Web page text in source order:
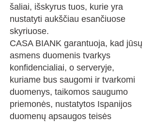
šaliai, išskyrus tuos, kurie yra
nustatyti aukščiau esančiuose
skyriuose.
CASA BIANK garantuoja, kad jūsų
asmens duomenis tvarkys
konfidencialiai, o serveryje,
kuriame bus saugomi ir tvarkomi
duomenys, taikomos saugumo
priemonės, nustatytos Ispanijos
duomenų apsaugos teisės